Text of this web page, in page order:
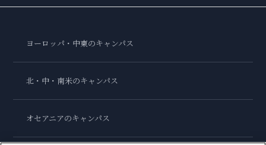
ヨーロッパ・中東のキャンパス
北・中・南米のキャンパス
オセアニアのキャンパス